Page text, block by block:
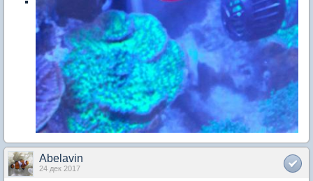
Abelavin
24 дек 2017